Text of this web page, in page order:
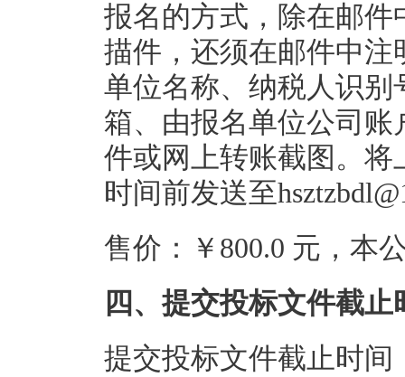
报名的方式，除在邮
描件，还须在邮件中
单位名称、纳税人识
箱、由报名单位公司
件或网上转账截图。
时间前发送至
售价：￥800.0 元，本
四、提交投标文件截
提交投标文件截止时间